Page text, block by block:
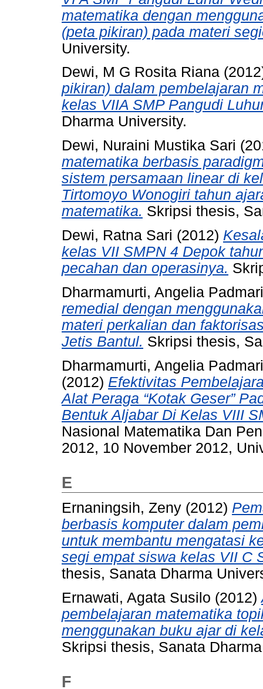
matematika dengan
(peta pikiran) pada materi
University.
Dewi, M G Rosita Riana
pikiran) dalam pembelajaran
kelas VIIA SMP Pangudi
Dharma University.
Dewi, Nuraini Mustika Sari
matematika berbasis
sistem persamaan linear di
Tirtomoyo Wonogiri tahun
matematika. Skripsi thesis,
Dewi, Ratna Sari (2012)
kelas VII SMPN 4 Depok
pecahan dan operasinya.
Dharmamurti, Angelia
remedial dengan
materi perkalian dan
Jetis Bantul. Skripsi thesis,
Dharmamurti, Angelia
(2012) Efektivitas
Alat Peraga “Kotak Geser”
Bentuk Aljabar Di Kelas VIII
Nasional Matematika Dan
2012, 10 November 2012,
E
Ernaningsih, Zeny (2012)
berbasis komputer dalam
untuk membantu mengatasi
segi empat siswa kelas VII C
thesis, Sanata Dharma
Ernawati, Agata Susilo (2012)
pembelajaran matematika
menggunakan buku ajar di
Skripsi thesis, Sanata
F